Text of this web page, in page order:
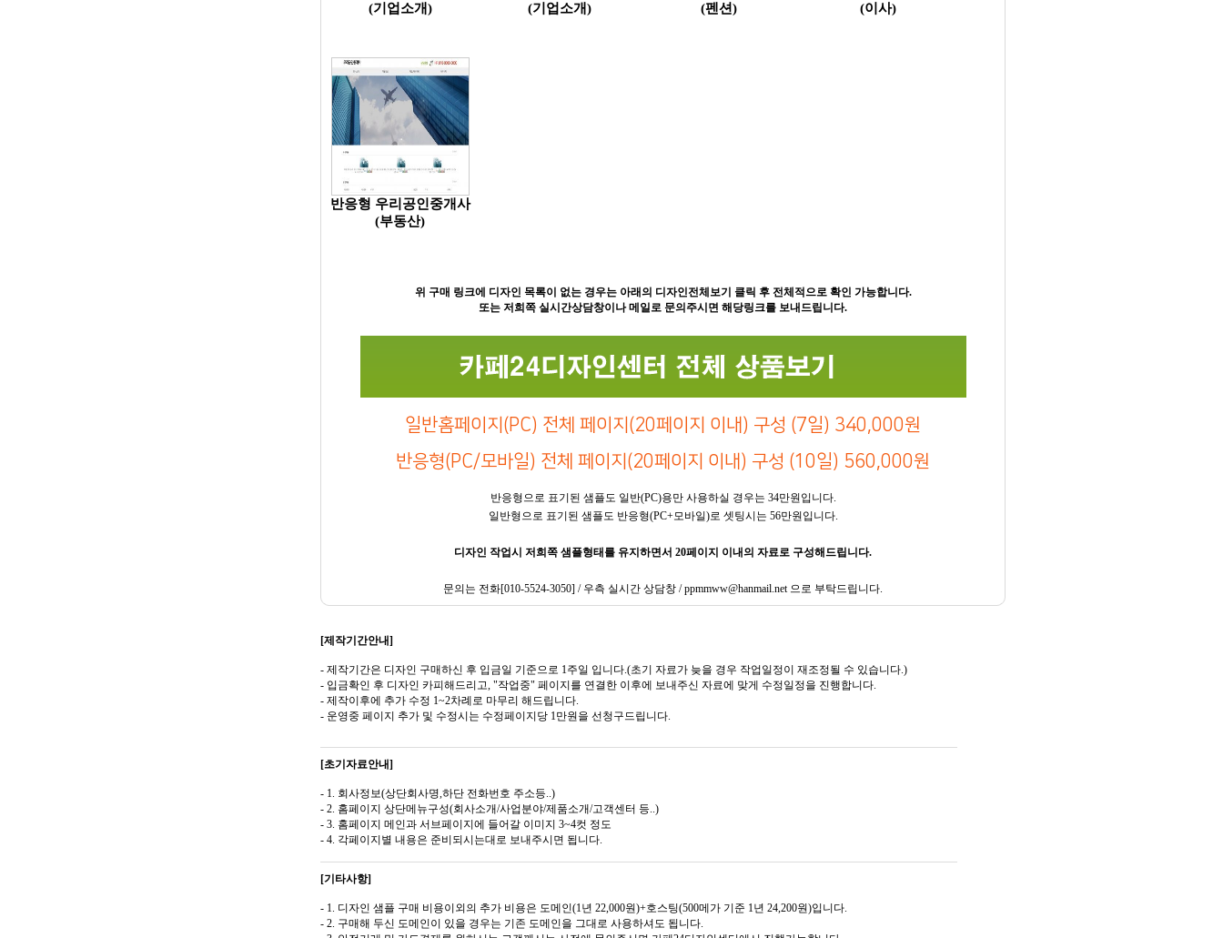
(기업소개)
(기업소개)
(펜션)
(이사)
반응형 우리공인중개사
(부동산)
위 구매 링크에 디자인 목록이 없는 경우는 아래의 디자인전체보기 클릭 후 전체적으로 확인 가능합니다.
또는 저희쪽 실시간상담창이나 메일로 문의주시면 해당링크를 보내드립니다.
일반홈페이지(PC) 전체 페이지(20페이지 이내) 구성 (7일) 340,000원
반응형(PC/모바일) 전체 페이지(20페이지 이내) 구성 (10일) 560,000원
반응형으로 표기된 샘플도 일반(PC)용만 사용하실 경우는 34만원입니다.
일반형으로 표기된 샘플도 반응형(PC+모바일)로 셋팅시는 56만원입니다.
디자인 작업시 저희쪽 샘플형태를 유지하면서 20페이지 이내의 자료로 구성해드립니다.
문의는 전화[010-5524-3050] / 우측 실시간 상담창 / ppmmww@hanmail.net 으로 부탁드립니다.
[제작기간안내]
- 제작기간은 디자인 구매하신 후 입금일 기준으로 1주일 입니다.(초기 자료가 늦을 경우 작업일정이 재조정될 수 있습니다.)
- 입금확인 후 디자인 카피해드리고, "작업중" 페이지를 연결한 이후에 보내주신 자료에 맞게 수정일정을 진행합니다.
- 제작이후에 추가 수정 1~2차례로 마무리 해드립니다.
- 운영중 페이지 추가 및 수정시는 수정페이지당 1만원을 선청구드립니다.
[초기자료안내]
- 1. 회사정보(상단회사명,하단 전화번호 주소등..)
- 2. 홈페이지 상단메뉴구성(회사소개/사업분야/제품소개/고객센터 등..)
- 3. 홈페이지 메인과 서브페이지에 들어갈 이미지 3~4컷 정도
- 4. 각페이지별 내용은 준비되시는대로 보내주시면 됩니다.
[기타사항]
- 1. 디자인 샘플 구매 비용이외의 추가 비용은 도메인(1년 22,000원)+호스팅(500메가 기준 1년 24,200원)입니다.
- 2. 구매해 두신 도메인이 있을 경우는 기존 도메인을 그대로 사용하셔도 됩니다.